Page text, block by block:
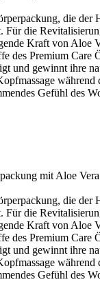
die der
Für die
Kraft von Aloe
des Premium Care
und gewinnt ihre
Gefühl des
mit Aloe
die der
Für die
Kraft von Aloe
des Premium Care
und gewinnt ihre
Gefühl des